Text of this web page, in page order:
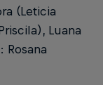
(Leticia
Luana
Rosana